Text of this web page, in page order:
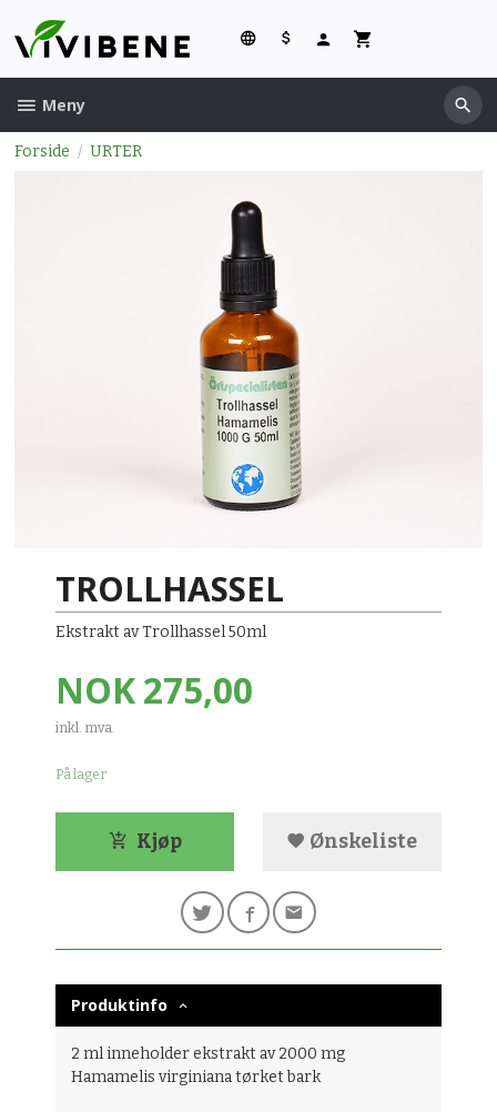
innholdet
Meny
Forside URTER
TROLLHASSEL
Ekstrakt av Trollhassel 50ml
Pris
NOK275,00
inkl. mva.
På lager
Kjøp Ønskeliste
Produktinfo
2 ml inneholder ekstrakt av 2000 mg
Hamamelis virginiana tørket bark